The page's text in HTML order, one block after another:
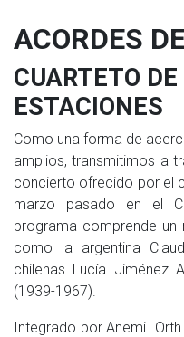
ACORDES
CUARTETO
ESTACIONES
Como una forma de
amplios, transmitimos a
concierto ofrecido por el
marzo pasado en el
programa comprende un
como la argentina
chilenas Lucía Jiménez
(1939-1967).
Integrado por Anemi